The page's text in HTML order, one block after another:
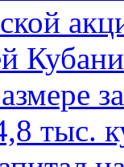
тыс.